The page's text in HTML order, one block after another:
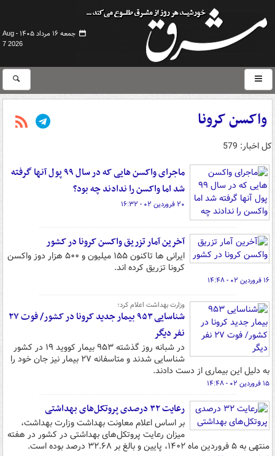
جمعه ۱۶ مرداد ۱۴۰۵ -
Aug
7 2026
واکسن کرونا
کل اخبار: 579
ماجرای واکسن هایی که در سال ۹۹ پول آنها گرفته
شد اما واکسن را ندادند چه بود؟
۲۰ فروردین ۰۲ - ۱۶:۳۲
آخرین آمار تزریق واکسن کرونا در کشور
ایرانی ها تاکنون ۱۵۵ میلیون و ۵۰۰ هزار دوز واکسن
کرونا تزریق کرده اند.
۱۶ فروردین ۰۲ - ۱۴:۴۸
وزارت بهداشت اعلام کرد؛
شناسایی ۹۵۳ بیمار جدید کرونا در کشور/ فوت ۲۷
نفر دیگر
در شبانه روز گذشته ۹۵۳ بیمار کووید ۱۹ در کشور
شناسایی شدند و متاسفانه ۲۷ بیمار نیز جان خود را
به دلیل این بیماری از دست دادند.
۱۵ فروردین ۰۲ - ۱۴:۴۸
رعایت ۳۲ درصدی پروتکل‌های بهداشتی
بر اساس اعلام معاونت بهداشت وزارت بهداشت،
میزان رعایت پروتکل‌های بهداشتی در کشور در هفته
منتهی به ۵ فروردین ماه ۱۴۰۲، پایین و بالغ بر ۳۲.۶۸ درصد بوده است.